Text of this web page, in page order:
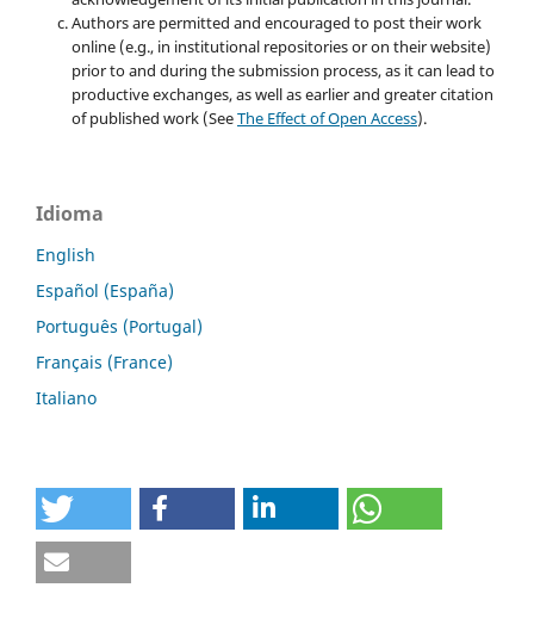
Authors are permitted and encouraged to post their work
online (e.g., in institutional repositories or on their website)
prior to and during the submission process, as it can lead to
productive exchanges, as well as earlier and greater citation
of published work (SeeThe Effect of Open Access).
Idioma
English
Español (España)
Português (Portugal)
Français (France)
Italiano